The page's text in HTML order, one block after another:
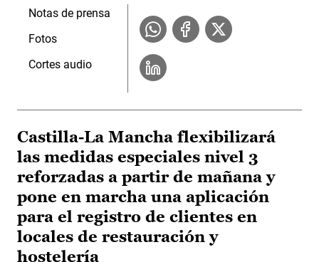
Notas de prensa
Fotos
Cortes audio
Castilla-La Mancha flexibilizará
las medidas especiales nivel 3
reforzadas a partir de mañana y
pone en marcha una aplicación
para el registro de clientes en
locales de restauración y
hostelería